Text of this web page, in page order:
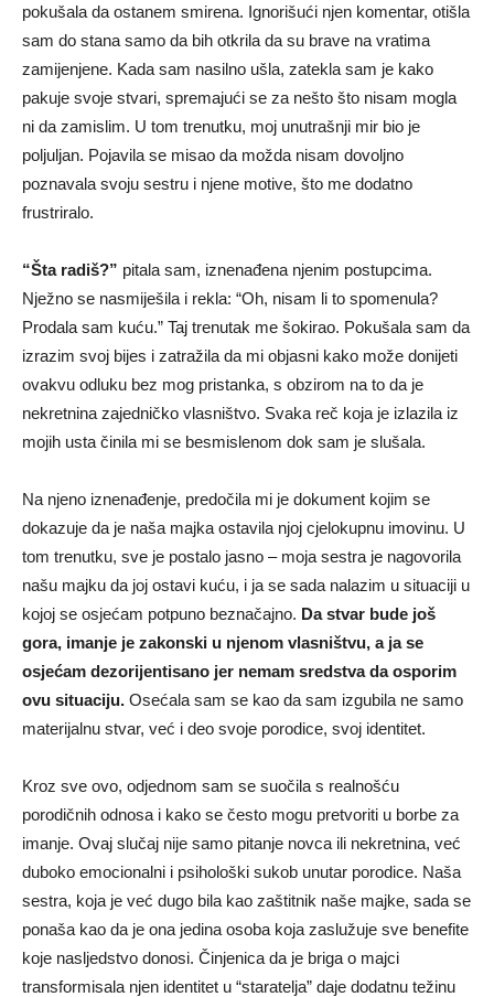
pokušala da ostanem smirena. Ignorišući njen komentar, otišla
sam do stana samo da bih otkrila da su brave na vratima
zamijenjene. Kada sam nasilno ušla, zatekla sam je kako
pakuje svoje stvari, spremajući se za nešto što nisam mogla
ni da zamislim. U tom trenutku, moj unutrašnji mir bio je
poljuljan. Pojavila se misao da možda nisam dovoljno
poznavala svoju sestru i njene motive, što me dodatno
frustriralo.
“Šta radiš?” pitala sam, iznenađena njenim postupcima.
Nježno se nasmiješila i rekla: “Oh, nisam li to spomenula?
Prodala sam kuću.” Taj trenutak me šokirao. Pokušala sam da
izrazim svoj bijes i zatražila da mi objasni kako može donijeti
ovakvu odluku bez mog pristanka, s obzirom na to da je
nekretnina zajedničko vlasništvo. Svaka reč koja je izlazila iz
mojih usta činila mi se besmislenom dok sam je slušala.
Na njeno iznenađenje, predočila mi je dokument kojim se
dokazuje da je naša majka ostavila njoj cjelokupnu imovinu. U
tom trenutku, sve je postalo jasno – moja sestra je nagovorila
našu majku da joj ostavi kuću, i ja se sada nalazim u situaciji u
kojoj se osjećam potpuno beznačajno. Da stvar bude još
gora, imanje je zakonski u njenom vlasništvu, a ja se
osjećam dezorijentisano jer nemam sredstva da osporim
ovu situaciju. Osećala sam se kao da sam izgubila ne samo
materijalnu stvar, već i deo svoje porodice, svoj identitet.
Kroz sve ovo, odjednom sam se suočila s realnošću
porodičnih odnosa i kako se često mogu pretvoriti u borbe za
imanje. Ovaj slučaj nije samo pitanje novca ili nekretnina, već
duboko emocionalni i psihološki sukob unutar porodice. Naša
sestra, koja je već dugo bila kao zaštitnik naše majke, sada se
ponaša kao da je ona jedina osoba koja zaslužuje sve benefite
koje nasljedstvo donosi. Činjenica da je briga o majci
transformisala njen identitet u “staratelja” daje dodatnu težinu